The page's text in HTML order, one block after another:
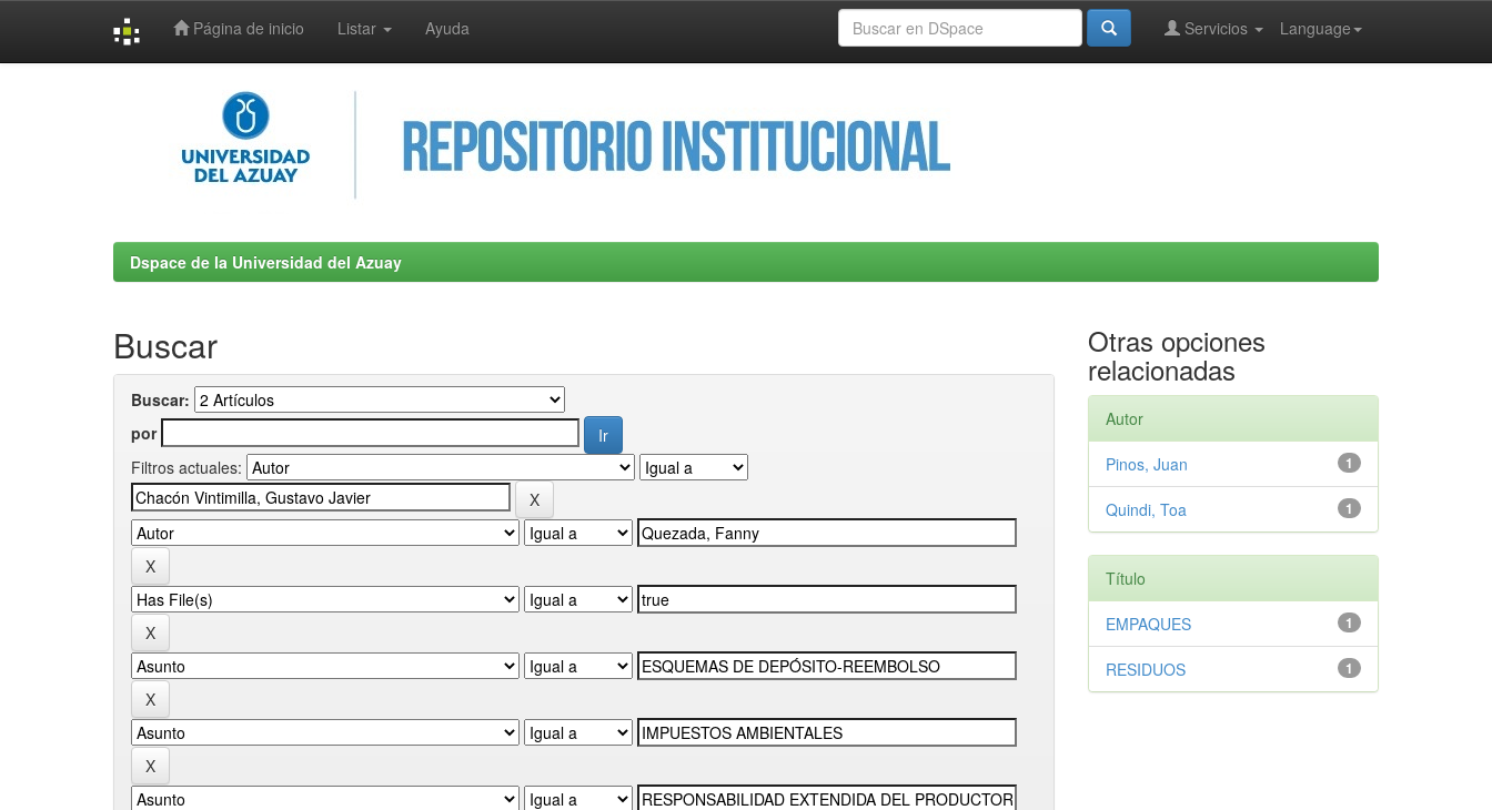
Página de inicio Listar Ayuda Language
Servicios
Dspace de la Universidad del Azuay
Buscar
Buscar:
por
Filtros actuales:
Otras opciones
relacionadas
Autor
1
Pinos, Juan
1
Quindi, Toa
Título
1
EMPAQUES
1
RESIDUOS